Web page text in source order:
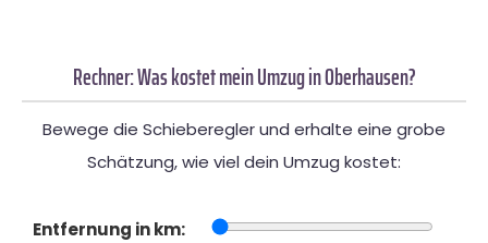
Rechner: Was kostet mein Umzug in Oberhausen?
Bewege die Schieberegler und erhalte eine grobe
Schätzung, wie viel dein Umzug kostet:
Entfernung in km: